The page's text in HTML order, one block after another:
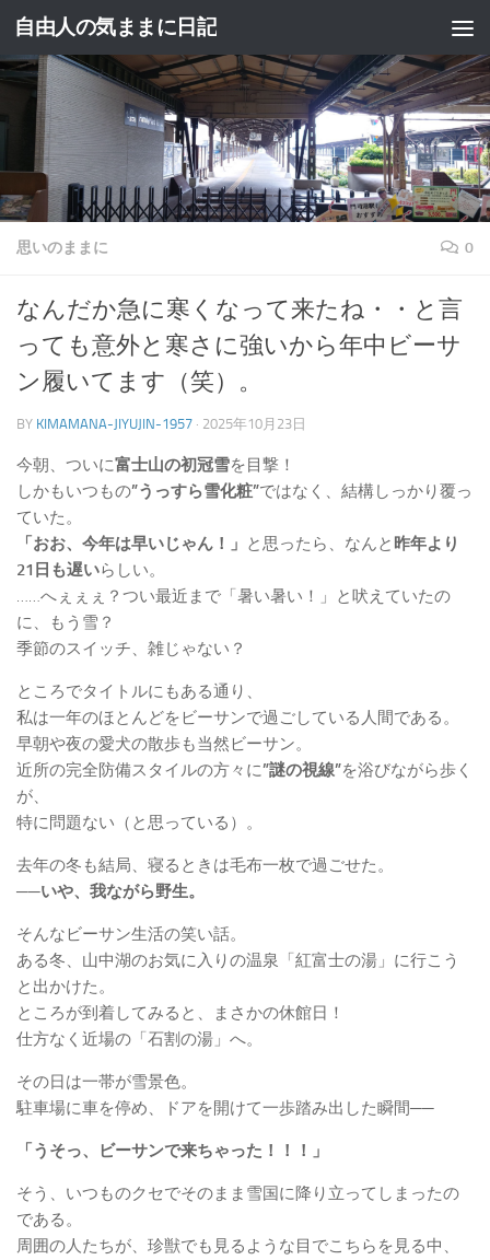
コンテンツへスキップ
自由人の気ままに日記
思いのままに 0
なんだか急に寒くなって来たね・・と言
っても意外と寒さに強いから年中ビーサ
ン履いてます（笑）。
BY KIMAMANA-JIYUJIN-1957 · 2025年10月23日
今朝、ついに富士山の初冠雪を目撃！
しかもいつもの”うっすら雪化粧”ではなく、結構しっかり覆っ
ていた。
「おお、今年は早いじゃん！」 と思ったら、なんと 昨年より
21日も遅いらしい。
……へぇぇぇ？つい最近まで「暑い暑い！」と吠えていたの
に、もう雪？
季節のスイッチ、雑じゃない？
ところでタイトルにもある通り、
私は一年のほとんどをビーサンで過ごしている人間である。
早朝や夜の愛犬の散歩も当然ビーサン。
近所の完全防備スタイルの方々に”謎の視線”を浴びながら歩く
が、
特に問題ない（と思っている）。
去年の冬も結局、寝るときは毛布一枚で過ごせた。
──いや、我ながら野生。
そんなビーサン生活の笑い話。
ある冬、山中湖のお気に入りの温泉「紅富士の湯」に行こう
と出かけた。
ところが到着してみると、まさかの休館日！
仕方なく近場の「石割の湯」へ。
その日は一帯が雪景色。
駐車場に車を停め、ドアを開けて一歩踏み出した瞬間──
「うそっ、ビーサンで来ちゃった！！！」
そう、いつものクセでそのまま雪国に降り立ってしまったの
である。
周囲の人たちが、珍獣でも見るような目でこちらを見る中、